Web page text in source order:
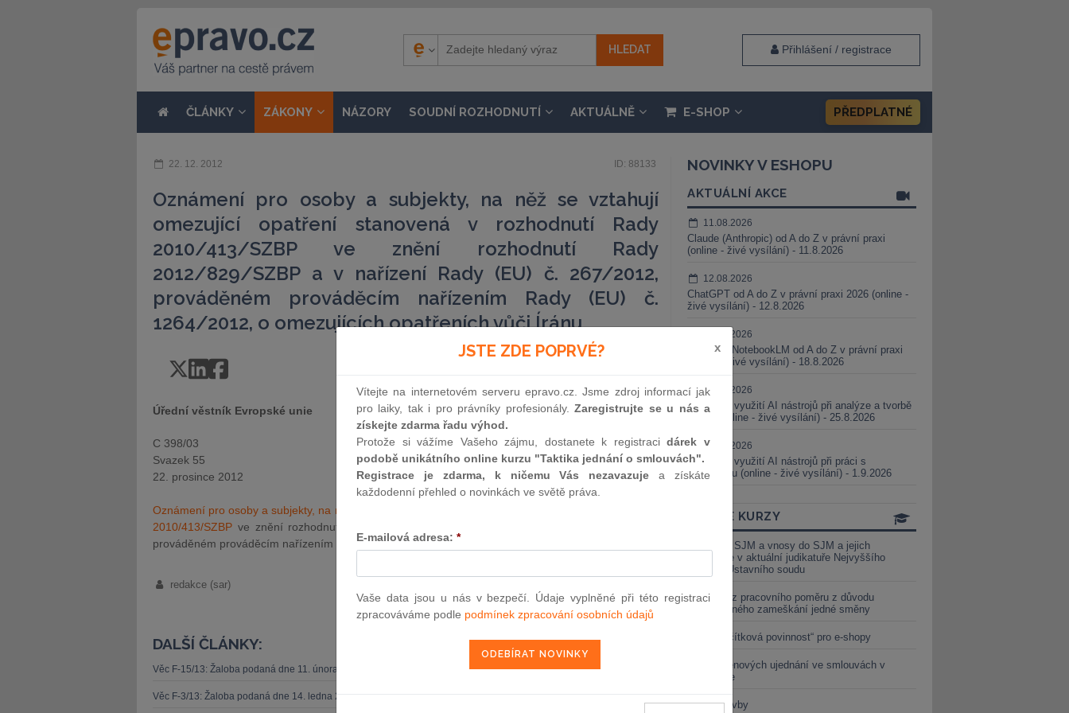
Přihlášení / registrace
ČLÁNKY ZÁKONY NÁZORY SOUDNÍ ROZHODNUTÍ AKTUÁLNĚ E-SHOP PŘEDPLATNÉ
22. 12. 2012 ID: 88133
Oznámení pro osoby a subjekty, na něž se vztahují
omezující opatření stanovená v rozhodnutí Rady
2010/413/SZBP ve znění rozhodnutí Rady
2012/829/SZBP a v nařízení Rady (EU) č. 267/2012,
prováděném prováděcím nařízením Rady (EU) č.
1264/2012, o omezujících opatřeních vůči Íránu
Úřední věstník Evropské unie
C 398/03
Svazek 55
22. prosince 2012
Oznámení pro osoby a subjekty, na něž se vztahují omezující opatření stanovená v rozhodnutí Rady
2010/413/SZBP ve znění rozhodnutí Rady 2012/829/SZBP a v nařízení Rady (EU) č. 267/2012,
prováděném prováděcím nařízením Rady (EU) č. 1264/2012, o omezujících opatřeních vůči Íránu
redakce (sar)
DALŠÍ ČLÁNKY:
Věc F-15/13: Žaloba podaná dne 11. února 2013 — ZZ v. Komise
Věc F-3/13: Žaloba podaná dne 14. ledna 2013 — CK v. Komise
NOVINKY V ESHOPU
AKTUÁLNÍ AKCE
11.08.2026
Claude (Anthropic) od A do Z v právní praxi
(online - živé vysílání) - 11.8.2026
12.08.2026
ChatGPT od A do Z v právní praxi 2026 (online -
živé vysílání) - 12.8.2026
18.08.2026
Gemini a NotebookLM od A do Z v právní praxi
(online - živé vysílání) - 18.8.2026
25.08.2026
Praktické využití AI nástrojů při analýze a tvorbě
smluv (online - živé vysílání) - 25.8.2026
01.09.2026
Praktické využití AI nástrojů při práci s
judikaturou (online - živé vysílání) - 1.9.2026
ONLINE KURZY
Vnosy ze SJM a vnosy do SJM a jejich
valorizace v aktuální judikatuře Nejvyššího
soudu a Ústavního soudu
Výpověď z pracovního poměru z důvodu
neomluveného zameškání jedné směny
Nová „tlačítková povinnost“ pro e-shopy
Změna cenových ujednání ve smlouvách v
energetice
Černé stavby
JSTE ZDE POPRVÉ? x
Vítejte na internetovém serveru epravo.cz. Jsme zdroj informací jak
pro laiky, tak i pro právníky profesionály.Zaregistrujte se u nás a
získejte zdarma řadu výhod.
Protože si vážíme Vašeho zájmu, dostanete k registracidárek v
podobě unikátního online kurzu "Taktika jednání o smlouvách".
Registrace je zdarma, k ničemu Vás nezavazuje a získáte
každodenní přehled o novinkách ve světě práva.
E-mailová adresa: *
Vaše data jsou u nás v bezpečí. Údaje vyplněné při této registraci
zpracováváme podle podmínek zpracování osobních údajů